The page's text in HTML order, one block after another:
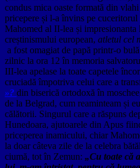
condus mica oaste formată din
pricepere și l-a învins pe
Mahomed al II-lea și impresionanta
creștinismului european, atletul cel
a fost omagiat de papă printr-o
zilnic la ora 12 în memoria
III-lea apelase la toate capetele
cruciadă împotriva celui care a
»? din biserică ortodoxă în
de la Belgrad, cum reaminteam și
călătorii. Singurul care a răspuns
Hunedoara, ajutoarele din Apus
priceperea inamicului, chiar
la doar câteva zile de la celebra
ciumă, tot în Zemun: „Cu toate că